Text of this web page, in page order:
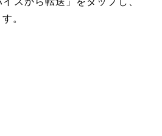
スから転送」をタップし、
。